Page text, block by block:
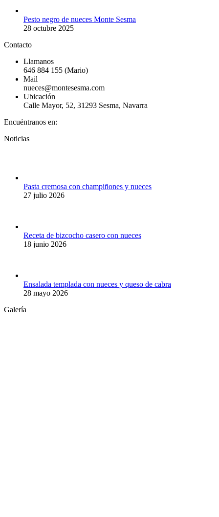
Pesto negro de nueces Monte Sesma
28 octubre 2025
Contacto
Llamanos
646 884 155 (Mario)
Mail
nueces@montesesma.com
Ubicación
Calle Mayor, 52, 31293 Sesma, Navarra
Encuéntranos en:
Facebook
window
Instagram
window
Noticias
Pasta cremosa con champiñones y nueces
27 julio 2026
Receta de bizcocho casero con nueces
18 junio 2026
Ensalada templada con nueces y queso de cabra
28 mayo 2026
Galería